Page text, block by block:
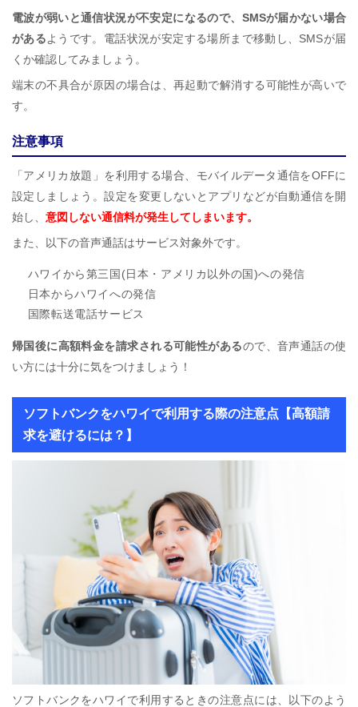
電波が弱いと通信状況が不安定になるので、SMSが届かない場合
があるようです。電話状況が安定する場所まで移動し、SMSが届
くか確認してみましょう。
端末の不具合が原因の場合は、再起動で解消する可能性が高いで
す。
注意事項
「アメリカ放題」を利用する場合、モバイルデータ通信をOFFに
設定しましょう。設定を変更しないとアプリなどが自動通信を開
始し、 意図しない通信料が発生してしまいます。
また、以下の音声通話はサービス対象外です。
ハワイから第三国(日本・アメリカ以外の国)への発信
日本からハワイへの発信
国際転送電話サービス
帰国後に高額料金を請求される可能性があるので、音声通話の使
い方には十分に気をつけましょう！
ソフトバンクをハワイで利用する際の注意点【高額請
求を避けるには？】
ソフトバンクをハワイで利用するときの注意点には、以下のよう